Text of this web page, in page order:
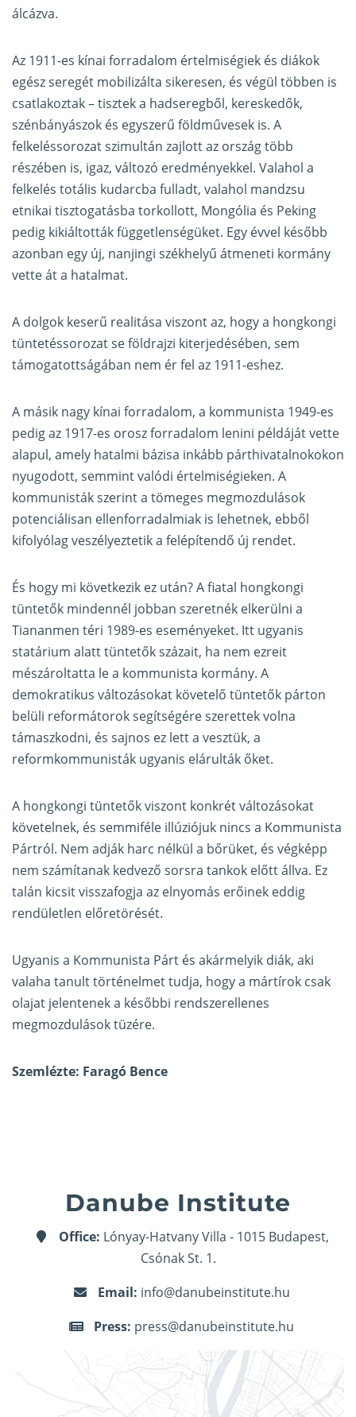
álcázva.
Az 1911-es kínai forradalom értelmiségiek és diákok
egész seregét mobilizálta sikeresen, és végül többen is
csatlakoztak – tisztek a hadseregből, kereskedők,
szénbányászok és egyszerű földművesek is. A
felkeléssorozat szimultán zajlott az ország több
részében is, igaz, változó eredményekkel. Valahol a
felkelés totális kudarcba fulladt, valahol mandzsu
etnikai tisztogatásba torkollott, Mongólia és Peking
pedig kikiáltották függetlenségüket. Egy évvel később
azonban egy új, nanjingi székhelyű átmeneti kormány
vette át a hatalmat.
A dolgok keserű realitása viszont az, hogy a hongkongi
tüntetéssorozat se földrajzi kiterjedésében, sem
támogatottságában nem ér fel az 1911-eshez.
A másik nagy kínai forradalom, a kommunista 1949-es
pedig az 1917-es orosz forradalom lenini példáját vette
alapul, amely hatalmi bázisa inkább párthivatalnokokon
nyugodott, semmint valódi értelmiségieken. A
kommunisták szerint a tömeges megmozdulások
potenciálisan ellenforradalmiak is lehetnek, ebből
kifolyólag veszélyeztetik a felépítendő új rendet.
És hogy mi következik ez után? A fiatal hongkongi
tüntetők mindennél jobban szeretnék elkerülni a
Tiananmen téri 1989-es eseményeket. Itt ugyanis
statárium alatt tüntetők százait, ha nem ezreit
mészároltatta le a kommunista kormány. A
demokratikus változásokat követelő tüntetők párton
belüli reformátorok segítségére szerettek volna
támaszkodni, és sajnos ez lett a vesztük, a
reformkommunisták ugyanis elárulták őket.
A hongkongi tüntetők viszont konkrét változásokat
követelnek, és semmiféle illúziójuk nincs a Kommunista
Pártról. Nem adják harc nélkül a bőrüket, és végképp
nem számítanak kedvező sorsra tankok előtt állva. Ez
talán kicsit visszafogja az elnyomás erőinek eddig
rendületlen előretörését.
Ugyanis a Kommunista Párt és akármelyik diák, aki
valaha tanult történelmet tudja, hogy a mártírok csak
olajat jelentenek a későbbi rendszerellenes
megmozdulások tüzére.
Szemlézte: Faragó Bence
Danube Institute
Office: Lónyay-Hatvany Villa - 1015 Budapest,
Csónak St. 1.
Email: info@danubeinstitute.hu
Press: press@danubeinstitute.hu